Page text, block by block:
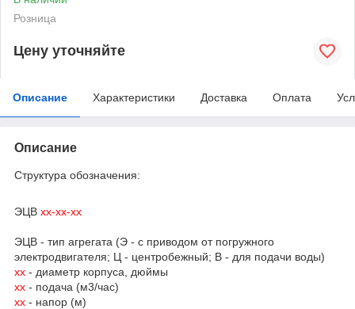
Розница
Цену уточняйте
Описание Характеристики Доставка Оплата
Описание
Структура обозначения:
ЭЦВ хх-хх-хх
ЭЦВ - тип агрегата (Э - с приводом от погружного
электродвигателя; Ц - центробежный; В - для подачи воды)
хх - диаметр корпуса, дюймы
хх - подача (м3/час)
хх - напор (м)